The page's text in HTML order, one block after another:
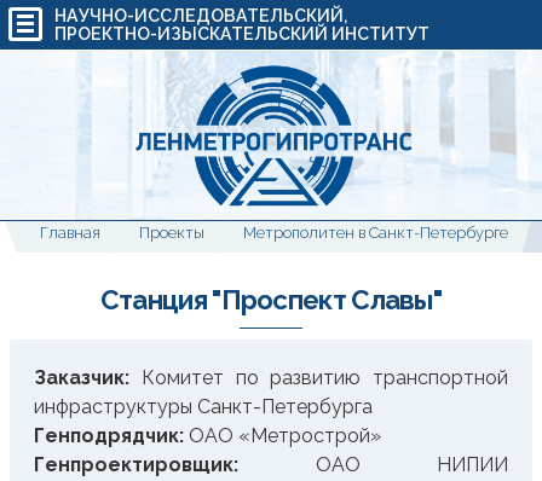
НАУЧНО-ИССЛЕДОВАТЕЛЬСКИЙ,
ПРОЕКТНО-ИЗЫСКАТЕЛЬСКИЙ ИНСТИТУТ
Главная Проекты Метрополитен в Санкт-Петербурге
Станция "Проспект Славы"
Заказчик:
Комитет по развитию транспортной
инфраструктуры Санкт-Петербурга
Генподрядчик: ОАО «Метрострой»
Генпроектировщик: ОАО НИПИИ